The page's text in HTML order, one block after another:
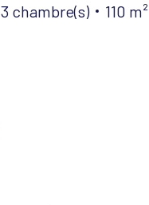
3 chambre(s) 110 m²